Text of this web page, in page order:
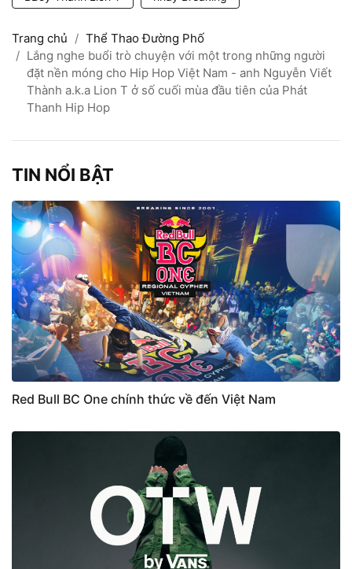
Trang chủ
Thể Thao Đường Phố
Lắng nghe buổi trò chuyện với một trong những người
đặt nền móng cho Hip Hop Việt Nam - anh Nguyễn Viết
Thành a.k.a Lion T ở số cuối mùa đầu tiên của Phát
Thanh Hip Hop
TIN NỔI BẬT
Red Bull BC One chính thức về đến Việt Nam